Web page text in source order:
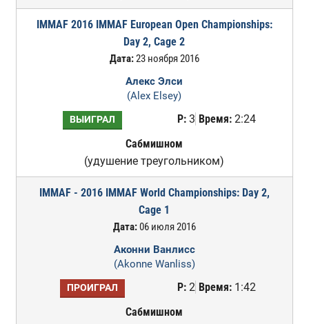
IMMAF 2016 IMMAF European Open Championships:
Day 2, Cage 2
Дата:23 ноября 2016
Алекс Элси
(Alex Elsey)
ВЫИГРАЛ Р:3 Время:2:24
Сабмишном
(удушение треугольником)
IMMAF - 2016 IMMAF World Championships: Day 2,
Cage 1
Дата:06 июля 2016
Аконни Ванлисс
(Akonne Wanliss)
ПРОИГРАЛ Р:2 Время:1:42
Сабмишном